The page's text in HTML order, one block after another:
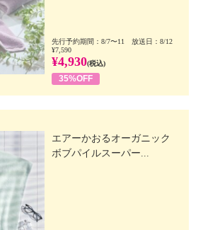
先行予約期間：8/7〜11 放送日：8/12
¥7,590
¥4,930(税込)
35%OFF
エアーかおるオーガニック
ボブパイルスーパー...